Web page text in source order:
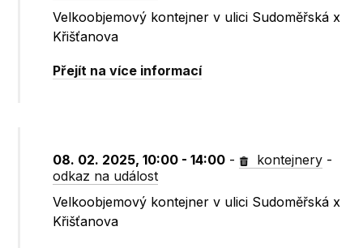
Velkoobjemový kontejner v ulici Sudoměřská x
Křišťanova
Přejít na více informací
08. 02. 2025, 10:00 - 14:00 - kontejnery -
odkaz na událost
Velkoobjemový kontejner v ulici Sudoměřská x
Křišťanova